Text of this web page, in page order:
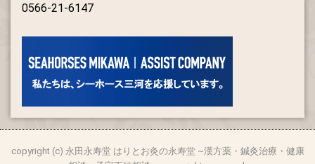
0566-21-6147
copyright (c) 永田永寿堂 はりとお灸の永寿堂 ~漢方薬・鍼灸治療・健康